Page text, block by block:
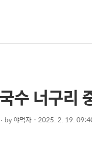
수 너구리
by야먹자 2025. 2. 19.